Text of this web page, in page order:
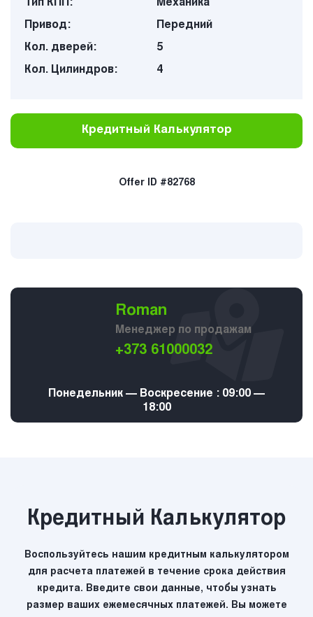
Тип КПП:
Механика
Привод:
Передний
Кол. дверей:
5
Кол. Цилиндров:
4
Кредитный Калькулятор
Offer ID #82768
Roman
Менеджер по продажам
+373 61000032
Понедельник — Воскресение : 09:00 —
18:00
Кредитный Калькулятор
Воспользуйтесь нашим кредитным калькулятором
для расчета платежей в течение срока действия
кредита. Введите свои данные, чтобы узнать
размер ваших ежемесячных платежей. Вы можете